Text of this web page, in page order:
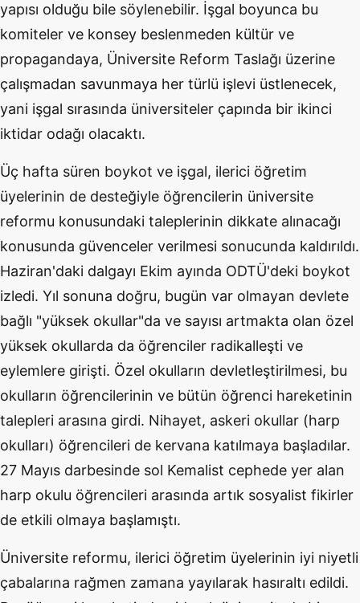
yapısı olduğu bile söylenebilir. İşgal boyunca bu
komiteler ve konsey beslenmeden kültür ve
propagandaya, Üniversite Reform Taslağı üzerine
çalışmadan savunmaya her türlü işlevi üstlenecek,
yani işgal sırasında üniversiteler çapında bir ikinci
iktidar odağı olacaktı.
Üç hafta süren boykot ve işgal, ilerici öğretim
üyelerinin de desteğiyle öğrencilerin üniversite
reformu konusundaki taleplerinin dikkate alınacağı
konusunda güvenceler verilmesi sonucunda kaldırıldı.
Haziran'daki dalgayı Ekim ayında ODTÜ'deki boykot
izledi. Yıl sonuna doğru, bugün var olmayan devlete
bağlı "yüksek okullar"da ve sayısı artmakta olan özel
yüksek okullarda da öğrenciler radikalleşti ve
eylemlere girişti. Özel okulların devletleştirilmesi, bu
okulların öğrencilerinin ve bütün öğrenci hareketinin
talepleri arasına girdi. Nihayet, askeri okullar (harp
okulları) öğrencileri de kervana katılmaya başladılar.
27 Mayıs darbesinde sol Kemalist cephede yer alan
harp okulu öğrencileri arasında artık sosyalist fikirler
de etkili olmaya başlamıştı.
Üniversite reformu, ilerici öğretim üyelerinin iyi niyetli
çabalarına rağmen zamana yayılarak hasıraltı edildi.